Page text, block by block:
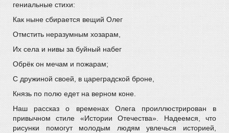
гениальные стихи:
Как ныне сбирается вещий Олег
Отмстить неразумным хозарам,
Их села и нивы за буйный набег
Обрёк он мечам и пожарам;
С дружиной своей, в цареградской броне,
Князь по полю едет на верном коне.
Наш рассказ о временах Олега проиллюстрирован в
привычном стиле «Истории Отечества». Надеемся, что
рисунки помогут молодым людям увлечься историей,